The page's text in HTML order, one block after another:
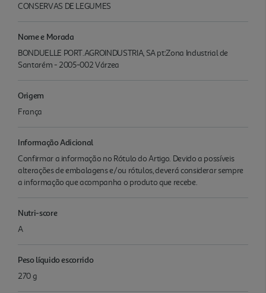
CONSERVAS DE LEGUMES
Nome e Morada
BONDUELLE PORT.AGROINDUSTRIA, SA pt:Zona Industrial de
Santarém - 2005-002 Várzea
Origem
França
Informação Adicional
Confirmar a informação no Rótulo do Artigo. Devido a possíveis
alterações de embalagens e/ou rótulos, deverá considerar sempre
a informação que acompanha o produto que recebe.
Nutri-score
A
Peso líquido escorrido
270 g